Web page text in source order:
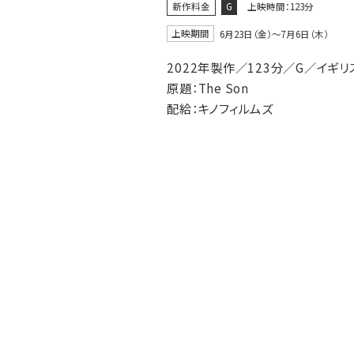
新作料金 G 上映時間：123分
上映期間 6月23日（金）〜7月6日（木）
2022年製作／123分／G／イギリ
原題：The Son
配給：キノフィルムズ